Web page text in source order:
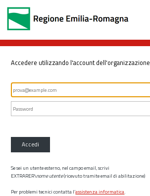
Accedere utilizzando l'account dell'organizzazione
Accedi
Se sei un utente esterno, nel campo email, scrivi
EXTRARER\nome utente(ricevuto tramite email di abilitazione)
Per problemi tecnici contatta l’assistenza informatica.